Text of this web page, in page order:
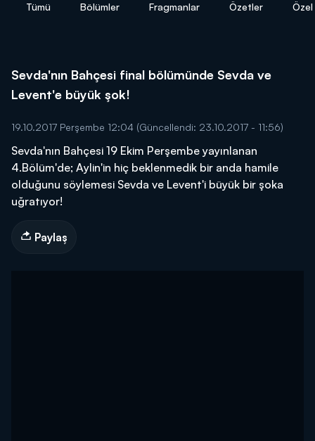
Tümü Bölümler Fragmanlar Özetler
Sevda'nın Bahçesi final bölümünde Sevda ve
Levent'e büyük şok!
19.10.2017 Perşembe 12:04 (Güncellendi: 23.10.2017 - 11:56)
Sevda'nın Bahçesi 19 Ekim Perşembe yayınlanan
4.Bölüm'de; Aylin'in hiç beklenmedik bir anda hamile
olduğunu söylemesi Sevda ve Levent'i büyük bir şoka
uğratıyor!
Paylaş